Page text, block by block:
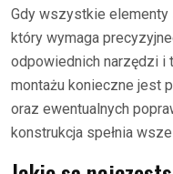
Gdy wszystkie elementy
który wymaga
odpowiednich narzędzi i
montażu konieczne jest
oraz ewentualnych
konstrukcja spełnia